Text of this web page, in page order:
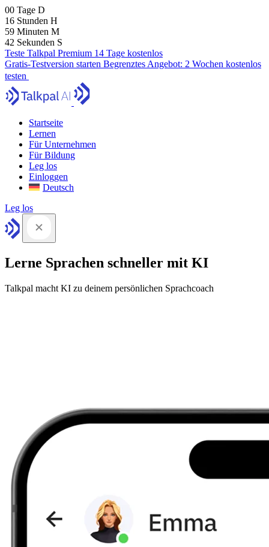
00 Tage D
16 Stunden H
59 Minuten M
41 Sekunden S
Teste Talkpal Premium 14 Tage kostenlos
Gratis-Testversion starten Begrenztes Angebot: 2 Wochen kostenlos
testen
Startseite
Lernen
Für Unternehmen
Für Bildung
Leg los
Einloggen
Deutsch
Leg los
Lerne Sprachen schneller mit KI
Talkpal macht KI zu deinem persönlichen Sprachcoach